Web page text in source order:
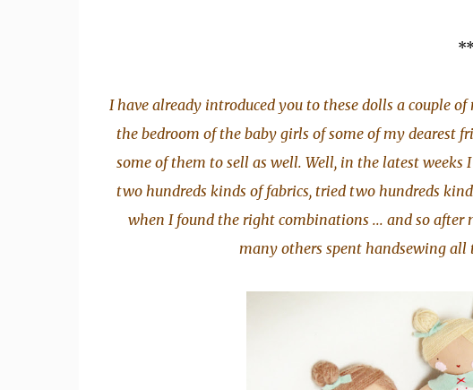
I have already introduced you to these dolls a couple
the bedroom of the baby girls of some of my dearest
some of them to sell as well. Well, in the latest
two hundreds kinds of fabrics, tried two hundreds
when I found the right combinations ... and so
many others spent handsewing